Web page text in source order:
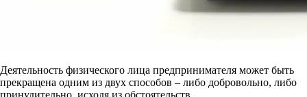
Деятельность физического лица предпринимателя может быть
прекращена одним из двух способов – либо добровольно, либо
принудительно, исходя из обстоятельств.